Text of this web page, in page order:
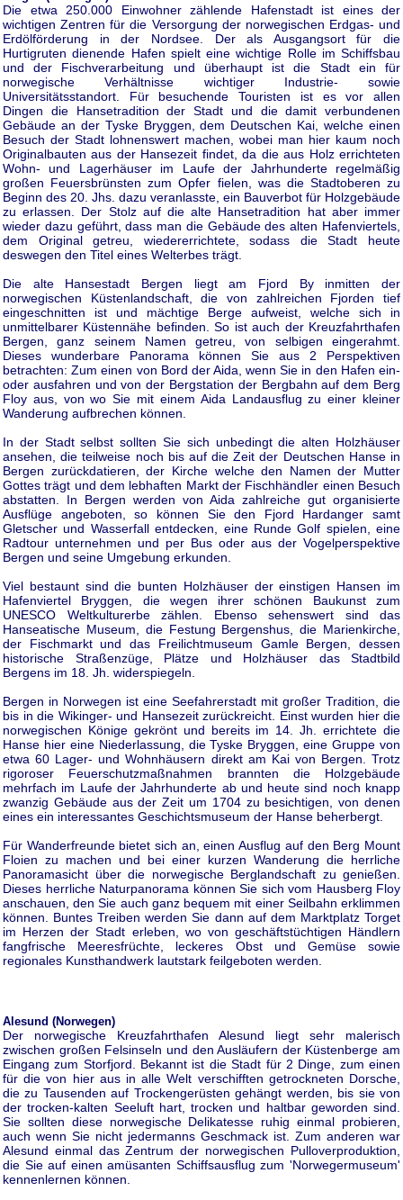
Die etwa 250.000 Einwohner zählende Hafenstadt ist eines der
wichtigen Zentren für die Versorgung der norwegischen Erdgas- und
Erdölförderung in der Nordsee. Der als Ausgangsort für die
Hurtigruten dienende Hafen spielt eine wichtige Rolle im Schiffsbau
und der Fischverarbeitung und überhaupt ist die Stadt ein für
norwegische Verhältnisse wichtiger Industrie- sowie
Universitätsstandort. Für besuchende Touristen ist es vor allen
Dingen die Hansetradition der Stadt und die damit verbundenen
Gebäude an der Tyske Bryggen, dem Deutschen Kai, welche einen
Besuch der Stadt lohnenswert machen, wobei man hier kaum noch
Originalbauten aus der Hansezeit findet, da die aus Holz errichteten
Wohn- und Lagerhäuser im Laufe der Jahrhunderte regelmäßig
großen Feuersbrünsten zum Opfer fielen, was die Stadtoberen zu
Beginn des 20. Jhs. dazu veranlasste, ein Bauverbot für Holzgebäude
zu erlassen. Der Stolz auf die alte Hansetradition hat aber immer
wieder dazu geführt, dass man die Gebäude des alten Hafenviertels,
dem Original getreu, wiedererrichtete, sodass die Stadt heute
deswegen den Titel eines Welterbes trägt.
Die alte Hansestadt Bergen liegt am Fjord By inmitten der
norwegischen Küstenlandschaft, die von zahlreichen Fjorden tief
eingeschnitten ist und mächtige Berge aufweist, welche sich in
unmittelbarer Küstennähe befinden. So ist auch der Kreuzfahrthafen
Bergen, ganz seinem Namen getreu, von selbigen eingerahmt.
Dieses wunderbare Panorama können Sie aus 2 Perspektiven
betrachten: Zum einen von Bord der Aida, wenn Sie in den Hafen ein-
oder ausfahren und von der Bergstation der Bergbahn auf dem Berg
Floy aus, von wo Sie mit einem Aida Landausflug zu einer kleiner
Wanderung aufbrechen können.
In der Stadt selbst sollten Sie sich unbedingt die alten Holzhäuser
ansehen, die teilweise noch bis auf die Zeit der Deutschen Hanse in
Bergen zurückdatieren, der Kirche welche den Namen der Mutter
Gottes trägt und dem lebhaften Markt der Fischhändler einen Besuch
abstatten. In Bergen werden von Aida zahlreiche gut organisierte
Ausflüge angeboten, so können Sie den Fjord Hardanger samt
Gletscher und Wasserfall entdecken, eine Runde Golf spielen, eine
Radtour unternehmen und per Bus oder aus der Vogelperspektive
Bergen und seine Umgebung erkunden.
Viel bestaunt sind die bunten Holzhäuser der einstigen Hansen im
Hafenviertel Bryggen, die wegen ihrer schönen Baukunst zum
UNESCO Weltkulturerbe zählen. Ebenso sehenswert sind das
Hanseatische Museum, die Festung Bergenshus, die Marienkirche,
der Fischmarkt und das Freilichtmuseum Gamle Bergen, dessen
historische Straßenzüge, Plätze und Holzhäuser das Stadtbild
Bergens im 18. Jh. widerspiegeln.
Bergen in Norwegen ist eine Seefahrerstadt mit großer Tradition, die
bis in die Wikinger- und Hansezeit zurückreicht. Einst wurden hier die
norwegischen Könige gekrönt und bereits im 14. Jh. errichtete die
Hanse hier eine Niederlassung, die Tyske Bryggen, eine Gruppe von
etwa 60 Lager- und Wohnhäusern direkt am Kai von Bergen. Trotz
rigoroser Feuerschutzmaßnahmen brannten die Holzgebäude
mehrfach im Laufe der Jahrhunderte ab und heute sind noch knapp
zwanzig Gebäude aus der Zeit um 1704 zu besichtigen, von denen
eines ein interessantes Geschichtsmuseum der Hanse beherbergt.
Für Wanderfreunde bietet sich an, einen Ausflug auf den Berg Mount
Floien zu machen und bei einer kurzen Wanderung die herrliche
Panoramasicht über die norwegische Berglandschaft zu genießen.
Dieses herrliche Naturpanorama können Sie sich vom Hausberg Floy
anschauen, den Sie auch ganz bequem mit einer Seilbahn erklimmen
können. Buntes Treiben werden Sie dann auf dem Marktplatz Torget
im Herzen der Stadt erleben, wo von geschäftstüchtigen Händlern
fangfrische Meeresfrüchte, leckeres Obst und Gemüse sowie
regionales Kunsthandwerk lautstark feilgeboten werden.
Alesund (Norwegen)
Der norwegische Kreuzfahrthafen Alesund liegt sehr malerisch
zwischen großen Felsinseln und den Ausläufern der Küstenberge am
Eingang zum Storfjord. Bekannt ist die Stadt für 2 Dinge, zum einen
für die von hier aus in alle Welt verschifften getrockneten Dorsche,
die zu Tausenden auf Trockengerüsten gehängt werden, bis sie von
der trocken-kalten Seeluft hart, trocken und haltbar geworden sind.
Sie sollten diese norwegische Delikatesse ruhig einmal probieren,
auch wenn Sie nicht jedermanns Geschmack ist. Zum anderen war
Alesund einmal das Zentrum der norwegischen Pulloverproduktion,
die Sie auf einen amüsanten Schiffsausflug zum 'Norwegermuseum'
kennenlernen können.